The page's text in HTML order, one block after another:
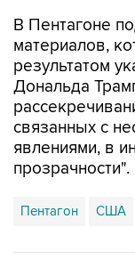
В Пентагоне
материалов,
результатом
Дональда
связанных с
явлениями, в
прозрачности".
Пентагон США